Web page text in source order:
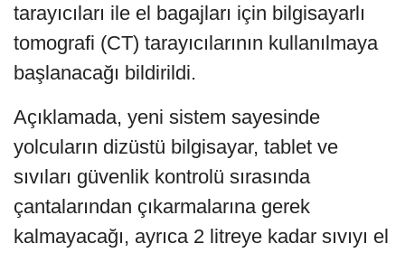
tarayıcıları ile el bagajları için bilgisayarlı
tomografi (CT) tarayıcılarının kullanılmaya
başlanacağı bildirildi.
Açıklamada, yeni sistem sayesinde
yolcuların dizüstü bilgisayar, tablet ve
sıvıları güvenlik kontrolü sırasında
çantalarından çıkarmalarına gerek
kalmayacağı, ayrıca 2 litreye kadar sıvıyı el